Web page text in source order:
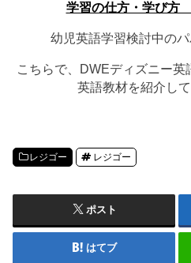
学習の仕方・学び方
幼児英語学習検討中の
こちらで、DWEディズニー
英語教材を紹介し
レジゴー レジゴー
ポスト
はてブ